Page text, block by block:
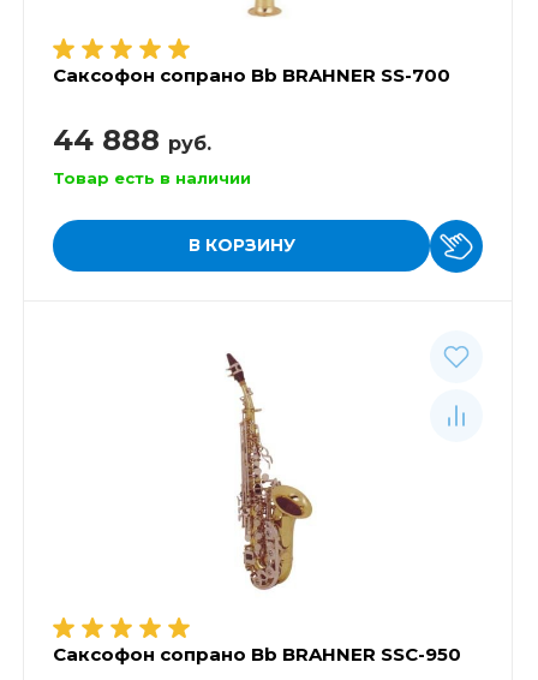
Саксофон сопрано Bb BRAHNER SS-700
44 888 руб.
Товар есть в наличии
В КОРЗИНУ
Саксофон сопрано Bb BRAHNER SSC-950